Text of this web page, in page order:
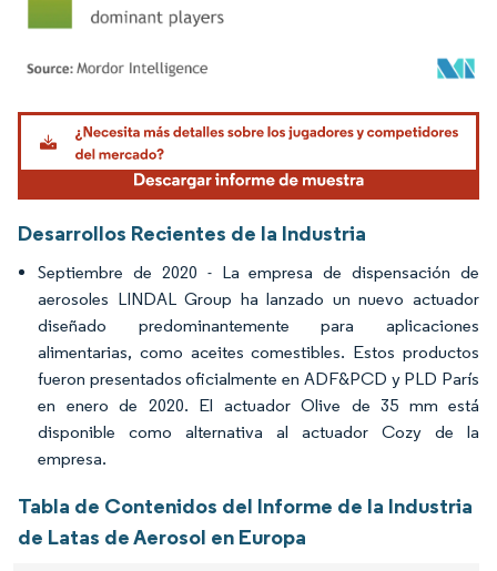
Imagen © Mordor Intelligence. El uso requiere atribución según CC BY 4.0.
Desarrollos Recientes de la Industria
Septiembre de 2020 - La empresa de dispensación de
aerosoles LINDAL Group ha lanzado un nuevo actuador
diseñado predominantemente para aplicaciones
alimentarias, como aceites comestibles. Estos productos
fueron presentados oficialmente en ADF&PCD y PLD París
en enero de 2020. El actuador Olive de 35 mm está
disponible como alternativa al actuador Cozy de la
empresa.
Tabla de Contenidos del Informe de la Industria
de Latas de Aerosol en Europa